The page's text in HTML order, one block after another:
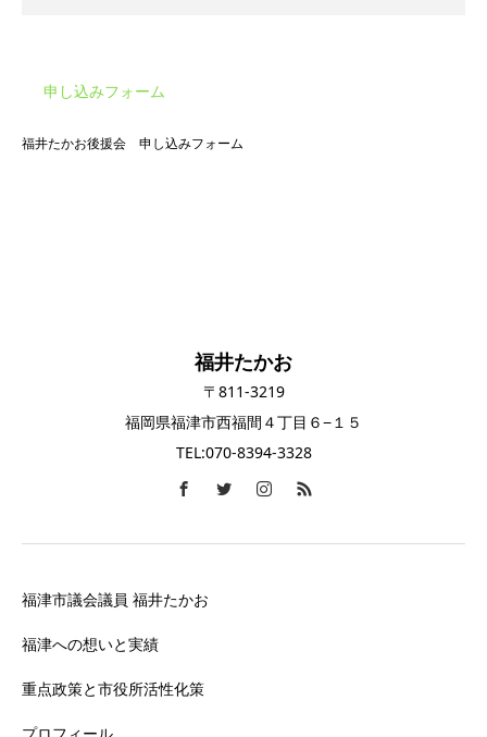
申し込みフォーム
福井たかお後援会 申し込みフォーム
福井たかお
〒811-3219
福岡県福津市西福間４丁目６−１５
TEL:070-8394-3328
福津市議会議員 福井たかお
福津への想いと実績
重点政策と市役所活性化策